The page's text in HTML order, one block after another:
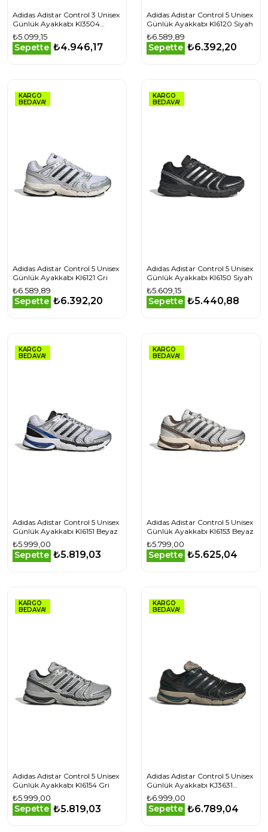
Adidas Adistar Control 3 Unisex
Günlük Ayakkabı KI3504
Beyaz
₺5.099,15
Sepette ₺4.946,17
Adidas Adistar Control 5 Unisex
Günlük Ayakkabı KI6120 Siyah
₺6.589,89
Sepette ₺6.392,20
KARGO
BEDAVA!
Adidas Adistar Control 5 Unisex
Günlük Ayakkabı KI6121 Gri
₺6.589,89
Sepette ₺6.392,20
KARGO
BEDAVA!
Adidas Adistar Control 5 Unisex
Günlük Ayakkabı KI6150 Siyah
₺5.609,15
Sepette ₺5.440,88
KARGO
BEDAVA!
Adidas Adistar Control 5 Unisex
Günlük Ayakkabı KI6151 Beyaz
₺5.999,00
Sepette ₺5.819,03
KARGO
BEDAVA!
Adidas Adistar Control 5 Unisex
Günlük Ayakkabı KI6153 Beyaz
₺5.799,00
Sepette ₺5.625,04
KARGO
BEDAVA!
Adidas Adistar Control 5 Unisex
Günlük Ayakkabı KI6154 Gri
₺5.999,00
Sepette ₺5.819,03
KARGO
BEDAVA!
Adidas Adistar Control 5 Unisex
Günlük Ayakkabı KJ3631
Beyaz
₺6.999,00
Sepette ₺6.789,04